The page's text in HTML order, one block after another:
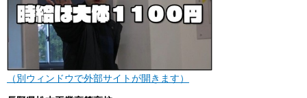
（別ウィンドウで外部サイトが開きます）